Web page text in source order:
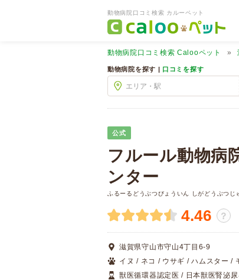
動物病院口コミ検索 カルーペット
動物病院口コミ検索 Calooペット
動物病院を探す | 口コミを探す
公式
フルール動物病
ンター
ふるーるどうぶつびょういん しがどうぶつじ
4.46 ？
滋賀県守山市守山4丁目6-9
イヌ / ネコ / ウサギ / ハムスター /
獣医循環器認定医 / 日本獣医腎泌